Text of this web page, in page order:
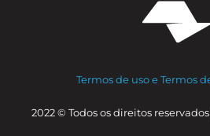
Termos de uso e Termos
2022 © Todos os direitos reservados